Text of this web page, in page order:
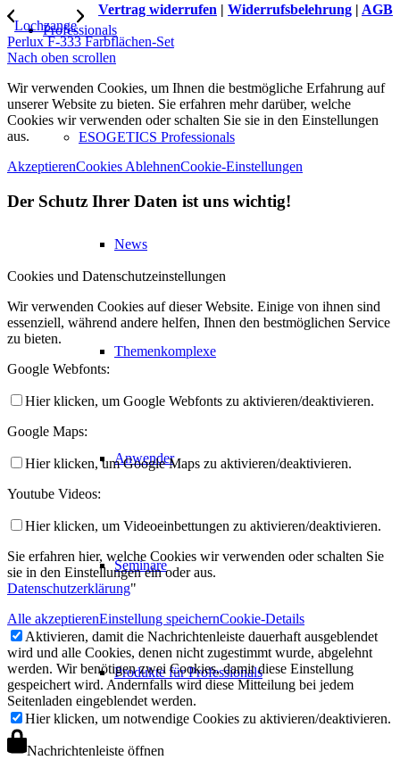
Professionals
ESOGETICS Professionals
News
Themenkomplexe
Anwender
Seminare
Produkte für Professionals
Vertrag widerrufen | Widerrufsbelehrung | AGB
Lochzange
Perlux F-333 Farbflächen-Set
Nach oben scrollen
Wir verwenden Cookies, um Ihnen die bestmögliche Erfahrung auf
unserer Website zu bieten. Sie erfahren mehr darüber, welche
Cookies wir verwenden oder schalten Sie sie in den Einstellungen
aus.
AkzeptierenCookies AblehnenCookie-Einstellungen
Der Schutz Ihrer Daten ist uns wichtig!
Cookies und Datenschutzeinstellungen
Wir verwenden Cookies auf dieser Website. Einige von ihnen sind
essenziell, während andere helfen, Ihnen den bestmöglichen Service
zu bieten.
Google Webfonts:
Hier klicken, um Google Webfonts zu aktivieren/deaktivieren.
Google Maps:
Hier klicken, um Google Maps zu aktivieren/deaktivieren.
Youtube Videos:
Hier klicken, um Videoeinbettungen zu aktivieren/deaktivieren.
Sie erfahren hier, welche Cookies wir verwenden oder schalten Sie
sie in den Einstellungen ein oder aus.
Datenschutzerklärung"
Alle akzeptierenEinstellung speichernCookie-Details
Aktivieren, damit die Nachrichtenleiste dauerhaft ausgeblendet
wird und alle Cookies, denen nicht zugestimmt wurde, abgelehnt
werden. Wir benötigen zwei Cookies, damit diese Einstellung
gespeichert wird. Andernfalls wird diese Mitteilung bei jedem
Seitenladen eingeblendet werden.
Hier klicken, um notwendige Cookies zu aktivieren/deaktivieren.
Nachrichtenleiste öffnen